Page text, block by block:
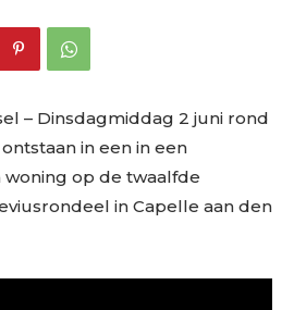
– Dinsdagmiddag 2 juni rond
in een in een
op de twaalfde
in Capelle aan den